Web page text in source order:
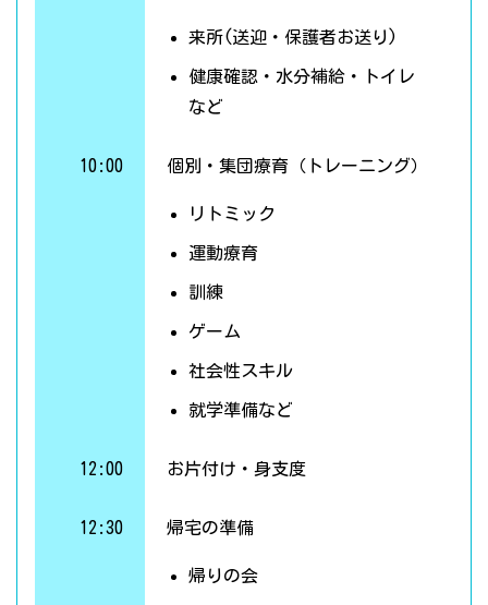
来所(送迎・保護者お送り)
健康確認・水分補給・トイレ
など
10:00 個別・集団療育（トレーニング）
リトミック
運動療育
訓練
ゲーム
社会性スキル
就学準備など
12:00 お片付け・身支度
12:30 帰宅の準備
帰りの会